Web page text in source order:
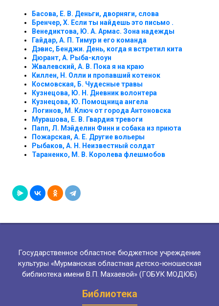
Басова, Е. В. Деньги, дворняги, слова
Бренчер, Х. Если ты найдешь это письмо .
Венедиктова, Ю. А. Армас. Зона надежды
Гайдар, А. П. Тимур и его команда
Дэвис, Бенджи. День, когда я встретил кита
Дюрант, А. Рыба-клоун
Жвалевский, А. В. Пока я на краю
Киллен, Н. Олли и пропавший котенок
Космовская, Б. Чудесные травы
Кузнецова, Ю. Н. Дневник волонтера
Кузнецова, Ю. Помощница ангела
Логинов, М. Ключ от города Антоновска
Мурашова, Е. В. Гвардия тревоги
Папп, Л. Мэйделин Финн и собака из приюта
Пожарская, А. Е. Другие вольеры
Рыбаков, А. Н. Неизвестный солдат
Тараненко, М. В. Королева флешмобов
Государственное областное бюджетное учреждение
культуры «Мурманская областная детско-юношеская
библиотека имени В.П. Махаевой» (ГОБУК МОДЮБ)
Библиотека